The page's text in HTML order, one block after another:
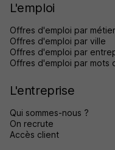
L'emploi
Offres d'emploi par métier
Offres d'emploi par ville
Offres d'emploi par
Offres d'emploi par mots
L'entreprise
Qui sommes-nous ?
On recrute
Accès client